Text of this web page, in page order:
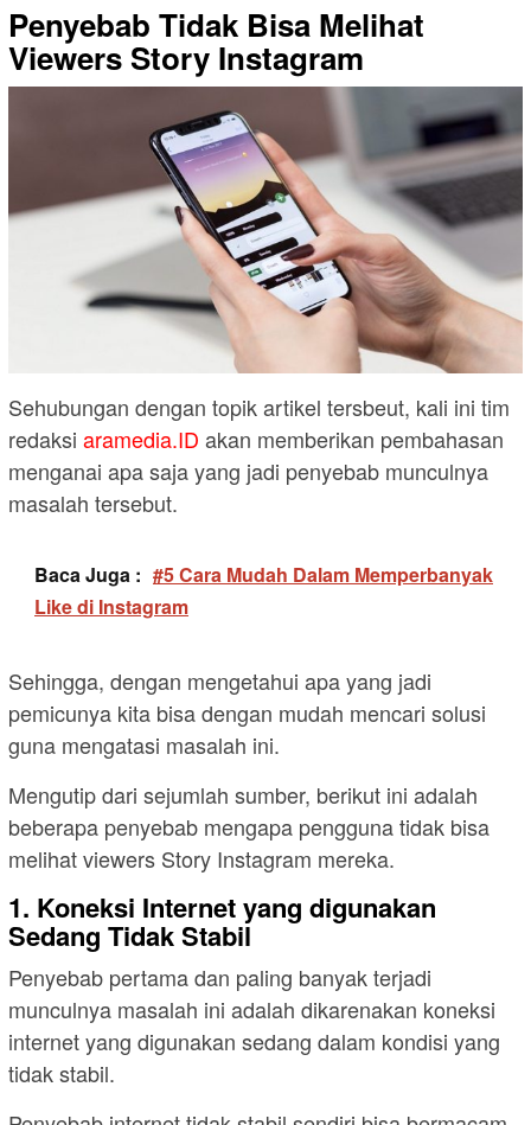
Penyebab Tidak Bisa Melihat
Viewers Story Instagram
Sehubungan dengan topik artikel tersbeut, kali ini tim
redaksi aramedia.ID akan memberikan pembahasan
menganai apa saja yang jadi penyebab munculnya
masalah tersebut.
Baca Juga : #5 Cara Mudah Dalam Memperbanyak
Like di Instagram
Sehingga, dengan mengetahui apa yang jadi
pemicunya kita bisa dengan mudah mencari solusi
guna mengatasi masalah ini.
Mengutip dari sejumlah sumber, berikut ini adalah
beberapa penyebab mengapa pengguna tidak bisa
melihat viewers Story Instagram mereka.
1. Koneksi Internet yang digunakan
Sedang Tidak Stabil
Penyebab pertama dan paling banyak terjadi
munculnya masalah ini adalah dikarenakan koneksi
internet yang digunakan sedang dalam kondisi yang
tidak stabil.